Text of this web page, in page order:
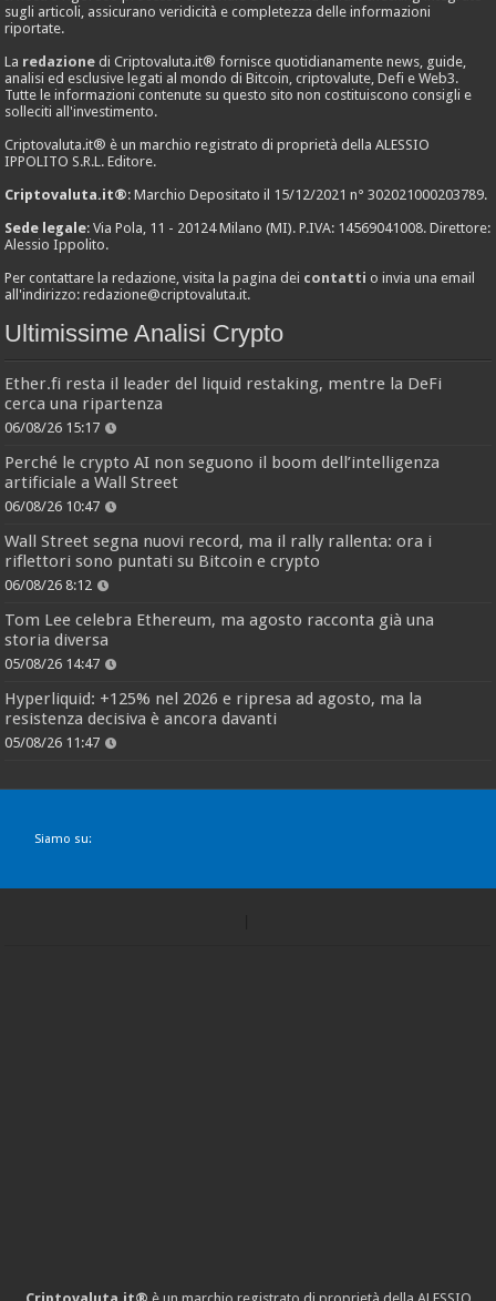
sugli articoli, assicurano veridicità e completezza delle informazioni
riportate.
La redazione di Criptovaluta.it® fornisce quotidianamente news, guide,
analisi ed esclusive legati al mondo di Bitcoin, criptovalute, Defi e Web3.
Tutte le informazioni contenute su questo sito non costituiscono consigli e
solleciti all'investimento.
Criptovaluta.it® è un marchio registrato di proprietà della ALESSIO
IPPOLITO S.R.L. Editore.
Criptovaluta.it®: Marchio Depositato il 15/12/2021 n° 302021000203789.
Sede legale: Via Pola, 11 - 20124 Milano (MI). P.IVA: 14569041008. Direttore:
Alessio Ippolito.
Per contattare la redazione, visita la pagina dei contatti o invia una email
all'indirizzo:redazione@criptovaluta.it.
Ultimissime Analisi Crypto
Ether.fi resta il leader del liquid restaking, mentre la DeFi
cerca una ripartenza
06/08/26 15:17
Perché le crypto AI non seguono il boom dell’intelligenza
artificiale a Wall Street
06/08/26 10:47
Wall Street segna nuovi record, ma il rally rallenta: ora i
riflettori sono puntati su Bitcoin e crypto
06/08/26 8:12
Tom Lee celebra Ethereum, ma agosto racconta già una
storia diversa
05/08/26 14:47
Hyperliquid: +125% nel 2026 e ripresa ad agosto, ma la
resistenza decisiva è ancora davanti
05/08/26 11:47
Siamo su: